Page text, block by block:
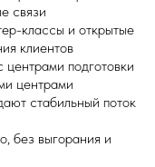
связи
классы и открытые
клиентов
центрами подготовки
центрами
стабильный поток
без выгорания и